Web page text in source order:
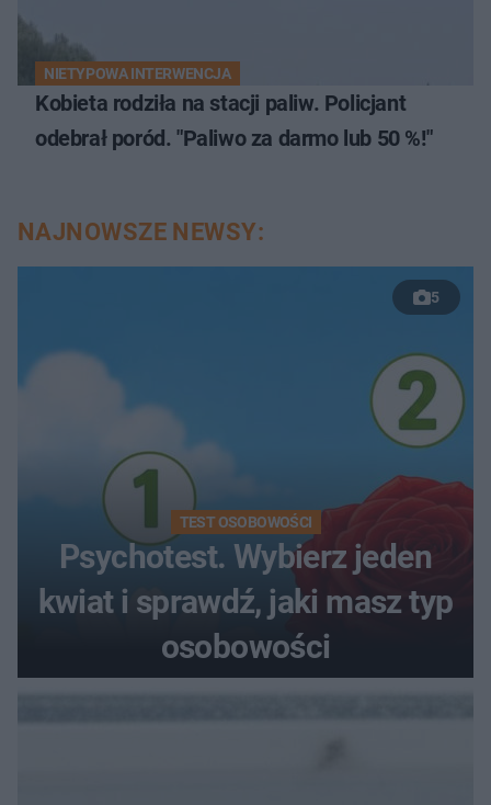
NIETYPOWA INTERWENCJA
Kobieta rodziła na stacji paliw. Policjant
odebrał poród. "Paliwo za darmo lub 50 %!"
NAJNOWSZE NEWSY:
5
TEST OSOBOWOŚCI
Psychotest. Wybierz jeden
kwiat i sprawdź, jaki masz typ
osobowości